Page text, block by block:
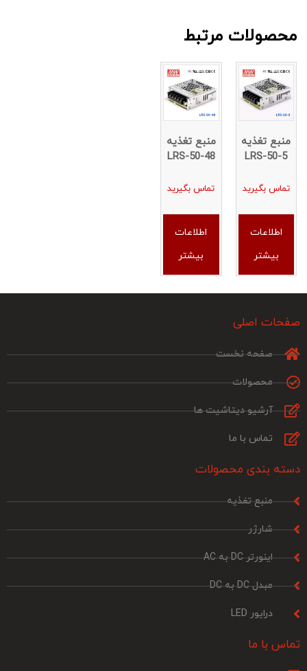
محصولات مرتبط
منبع تغذیه
LRS-50-5
تماس بگیرید
اطلاعات
بیشتر
منبع تغذیه
LRS-50-48
تماس بگیرید
اطلاعات
بیشتر
صفحات اصلی
صفحه نخست
محصولات
آرشیو دیتاشیت ها
تماس با ما
دسته بندی محصولات
منبع تغذیه
شارژر
اینورتر DC به AC
مبدل DC به DC
درایور LED
تماس با ما